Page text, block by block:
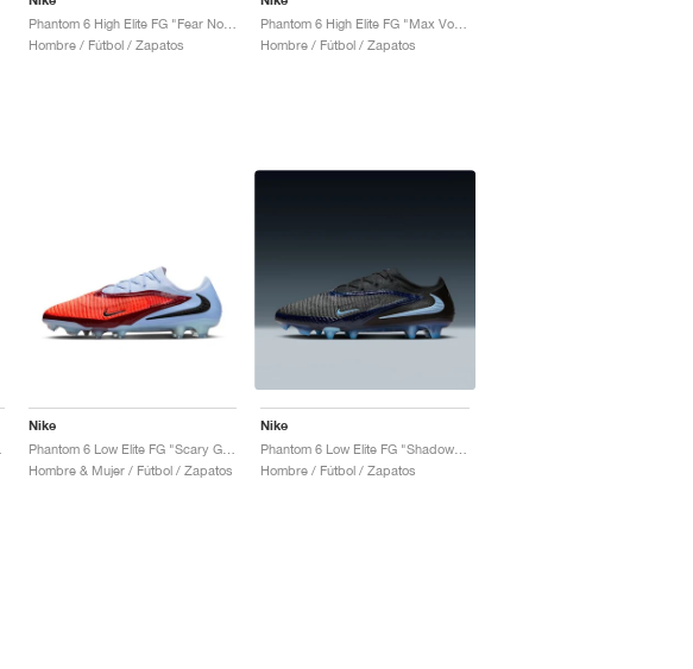
Phantom 6 High Elite FG "Fear Nothing Pack"
Hombre / Fútbol / Zapatos
Hombre / Fútbol / Zapatos
Nike
Phantom 6 Low Elite FG "Scary Good Pack"
Hombre & Mujer / Fútbol / Zapatos
Nike
Hombre / Fútbol / Zapatos